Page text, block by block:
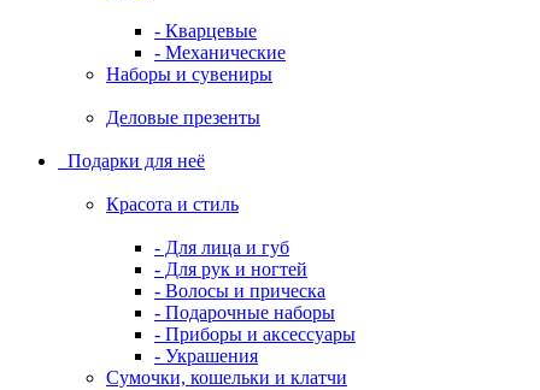
- Кварцевые
- Механические
Наборы и сувениры
Деловые презенты
Подарки для неё
Красота и стиль
- Для лица и губ
- Для рук и ногтей
- Волосы и прическа
- Подарочные наборы
- Приборы и аксессуары
- Украшения
Сумочки, кошельки и клатчи